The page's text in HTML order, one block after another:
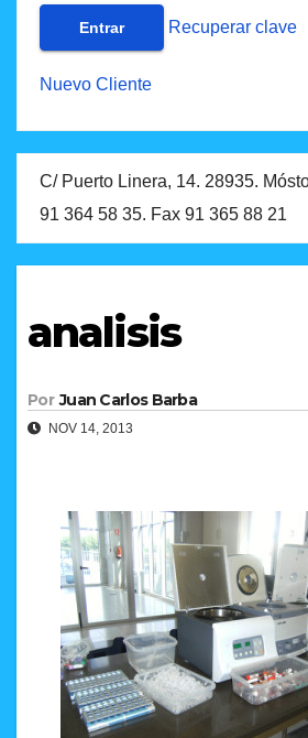
Recuperar clave
Nuevo Cliente
C/ Puerto Linera, 14. 28935.
91 364 58 35. Fax 91 365 88 21
analisis
Por Juan Carlos Barba
NOV 14, 2013